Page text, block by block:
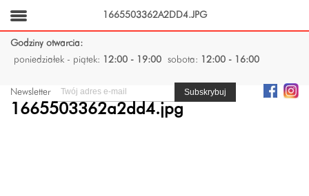
Godziny otwarcia:
poniedziałek - piątek:
12:00 - 19:00 sobota: 12:00 - 16:00
Newsletter
1665503362a2dd4.jpg
1665503362A2DD4.JPG